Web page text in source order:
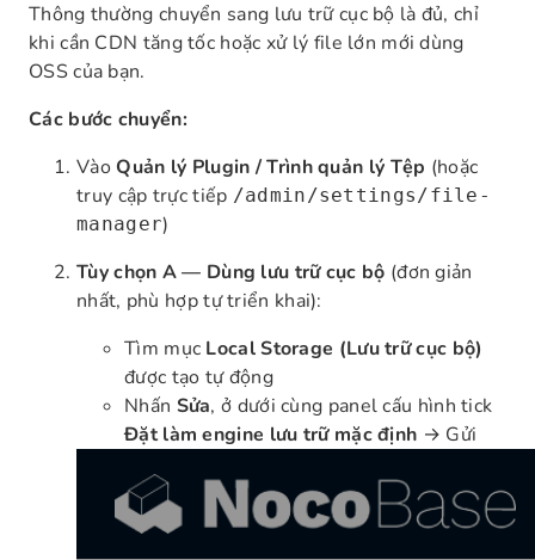
Thông thường chuyển sang lưu trữ cục bộ là đủ, chỉ
khi cần CDN tăng tốc hoặc xử lý file lớn mới dùng
OSS của bạn.
Các bước chuyển:
VàoQuản lý Plugin / Trình quản lý Tệp (hoặc
truy cập trực tiếp /admin/settings/file-
manager)
Tùy chọn A — Dùng lưu trữ cục bộ (đơn giản
nhất, phù hợp tự triển khai):
Tìm mục Local Storage (Lưu trữ cục bộ)
được tạo tự động
Nhấn Sửa, ở dưới cùng panel cấu hình tick
Đặt làm engine lưu trữ mặc định → Gửi